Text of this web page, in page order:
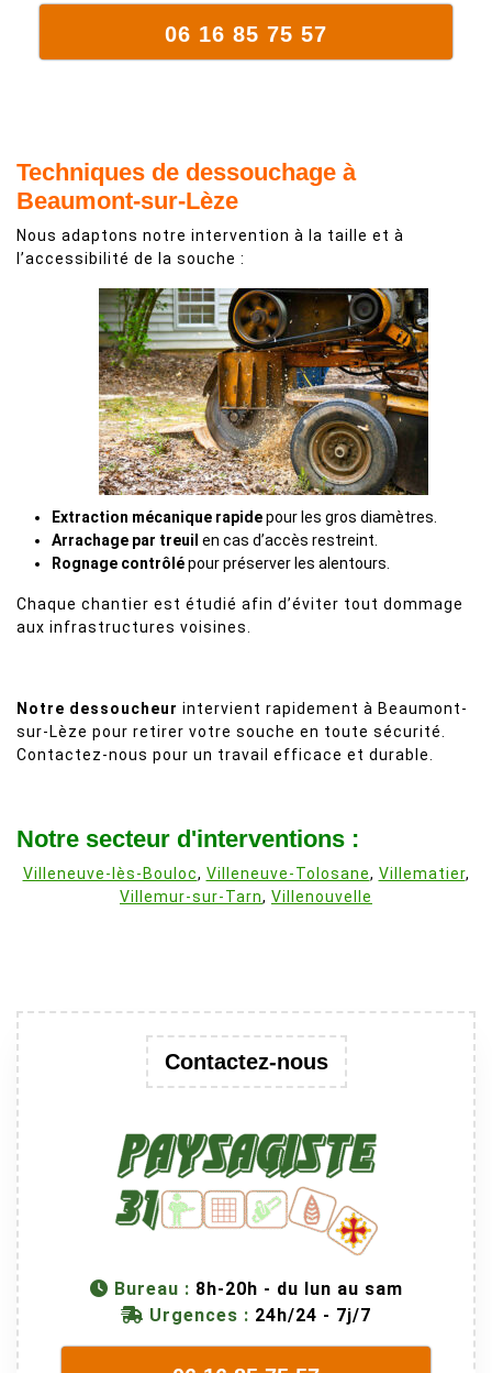
06 16 85 75 57
Techniques de dessouchage à
Beaumont-sur-Lèze
Nous adaptons notre intervention à la taille et à
l’accessibilité de la souche :
Extraction mécanique rapidepour les gros diamètres.
Arrachage par treuil en cas d’accès restreint.
Rognage contrôlépour préserver les alentours.
Chaque chantier est étudié afin d’éviter tout dommage
aux infrastructures voisines.
Notre dessoucheur intervient rapidement à Beaumont-
sur-Lèze pour retirer votre souche en toute sécurité.
Contactez-nous pour un travail efficace et durable.
Notre secteur d'interventions :
Villeneuve-lès-Bouloc, Villeneuve-Tolosane, Villematier,
Villemur-sur-Tarn, Villenouvelle
Contactez-nous
Bureau : 8h-20h - du lun au sam
Urgences : 24h/24 - 7j/7